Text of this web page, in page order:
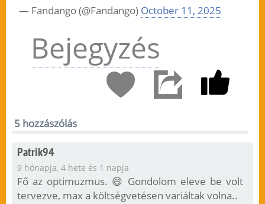
— Fandango (@Fandango) October 11, 2025
Bejegyzés
5 hozzászólás
Patrik94
9 hónapja, 4 hete és 1 napja
Fő az optimuzmus. 😄 Gondolom eleve be volt
tervezve, max a költségvetésen variáltak volna..